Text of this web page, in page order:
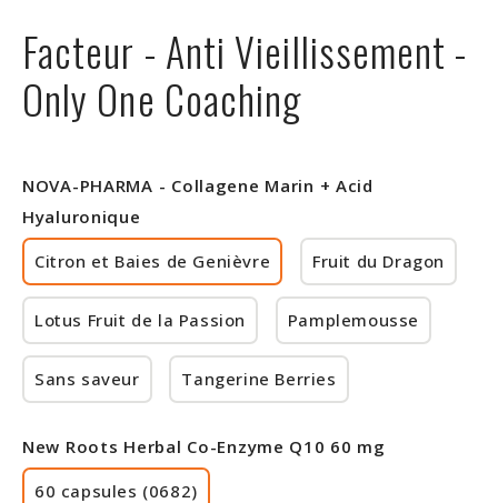
Facteur - Anti Vieillissement -
Only One Coaching
NOVA-PHARMA - Collagene Marin + Acid
Hyaluronique
Citron et Baies de Genièvre
Fruit du Dragon
Lotus Fruit de la Passion Pamplemousse
Sans saveur Tangerine Berries
New Roots Herbal Co-Enzyme Q10 60 mg
60 capsules (0682)